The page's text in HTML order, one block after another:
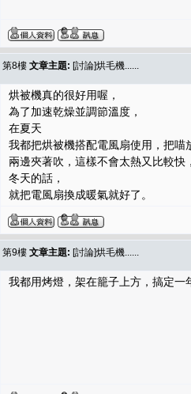
第8樓 文章主題: [討論]烘毛機......
烘被機真的很好用喔，
為了加速乾燥並調節溫度，
在夏天
我都把烘被機搭配電風扇使用，把
兩邊夾著吹，這樣不會太熱又比較快
冬天的話，
就把電風扇換成暖氣就好了。
第9樓 文章主題: [討論]烘毛機......
我都用烤燈，架在籠子上方，搞定一